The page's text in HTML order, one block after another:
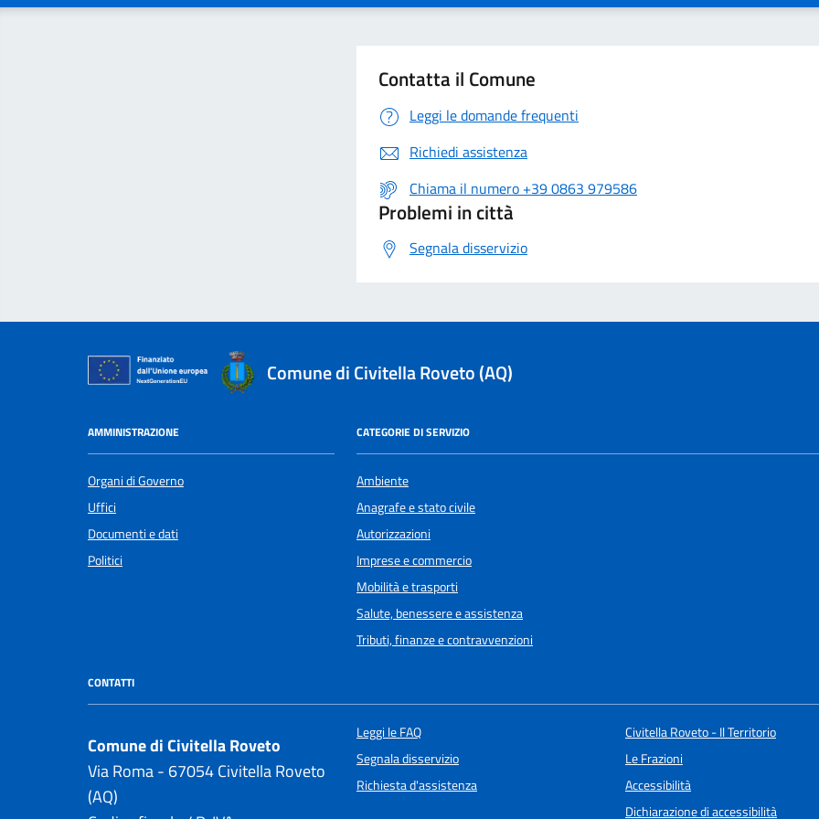
Contatta il Comune
Leggi le domande frequenti
Richiedi assistenza
Chiama il numero +39 0863 979586
Problemi in città
Segnala disservizio
Comune di Civitella Roveto (AQ)
AMMINISTRAZIONE
Organi di Governo
Uffici
Documenti e dati
Politici
CATEGORIE DI SERVIZIO
Ambiente
Anagrafe e stato civile
Autorizzazioni
Imprese e commercio
Mobilità e trasporti
Salute, benessere e assistenza
Tributi, finanze e contravvenzioni
CONTATTI
Comune di Civitella Roveto
Via Roma - 67054 Civitella Roveto
(AQ)
Leggi le FAQ
Segnala disservizio
Richiesta d'assistenza
Civitella Roveto - Il Territorio
Le Frazioni
Accessibilità
Dichiarazione di accessibilità